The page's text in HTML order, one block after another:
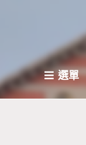
選單